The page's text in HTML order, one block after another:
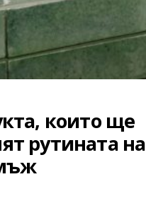
които ще
рутината на